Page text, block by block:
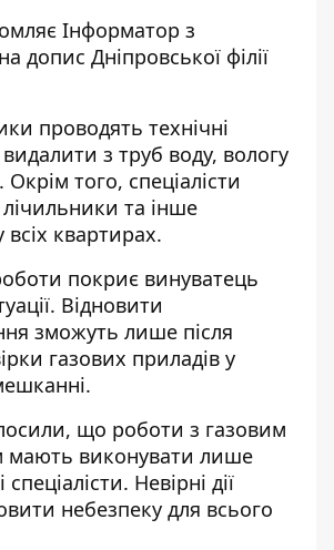
Інформатор з
допис Дніпровської філії
проводять технічні
з труб воду, вологу
того, спеціалісти
та інше
квартирах.
покриє винуватець
Відновити
зможуть лише після
газових приладів у
що роботи з газовим
мають виконувати лише
спеціалісти. Невірні дії
небезпеку для всього